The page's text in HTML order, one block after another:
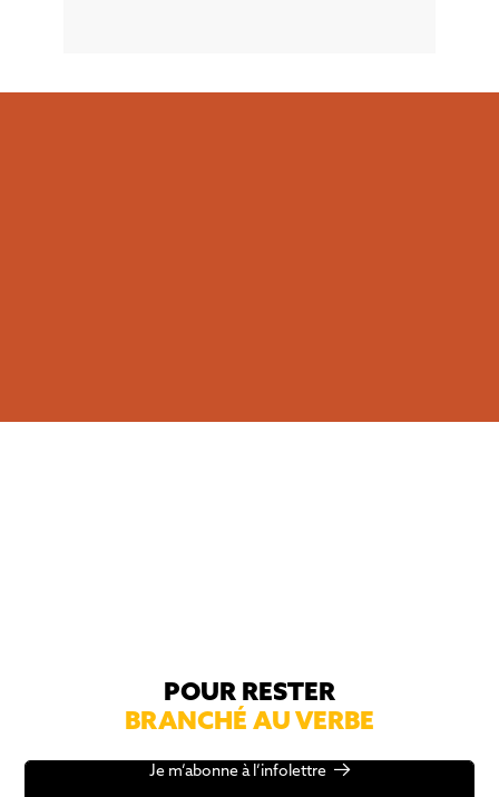
POUR RESTER
BRANCHÉ AU VERBE
Je m’abonne à l’infolettre